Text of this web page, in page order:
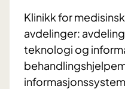
Klinikk for
avdelinger:
teknologi og